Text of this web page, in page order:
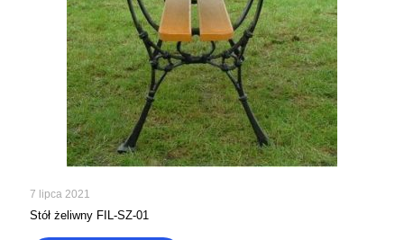
7 lipca 2021
Stół żeliwny FIL-SZ-01